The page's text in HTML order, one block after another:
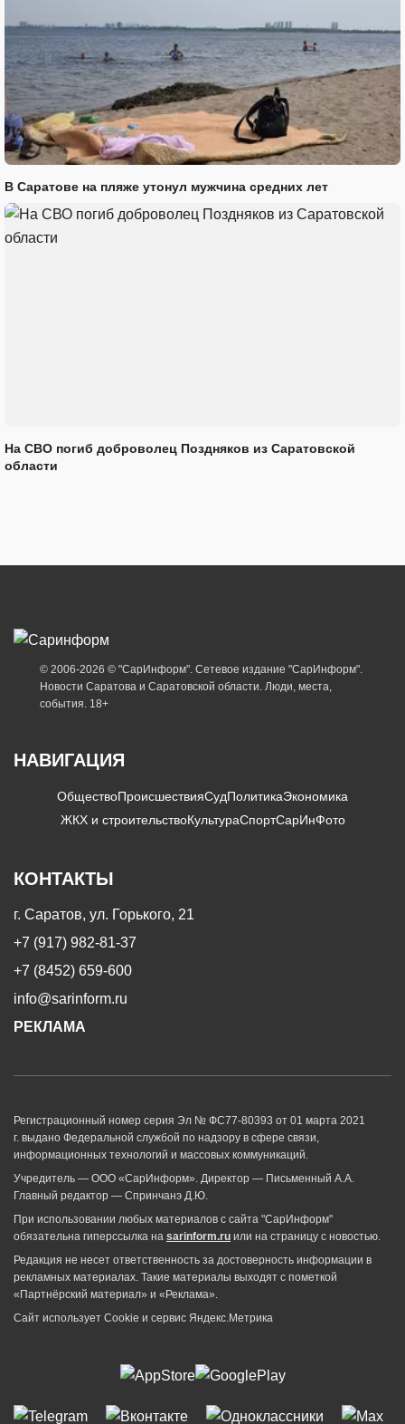
В Саратове на пляже утонул мужчина средних лет
На СВО погиб доброволец Поздняков из Саратовской
области
© 2006-2026 © "СарИнформ". Сетевое издание "СарИнформ".
Новости Саратова и Саратовской области. Люди, места,
события. 18+
НАВИГАЦИЯ
ОбществоПроисшествияСудПолитикаЭкономика
ЖКХ и строительствоКультураСпортСарИнФото
КОНТАКТЫ
г. Саратов, ул. Горького, 21
+7 (917) 982-81-37
+7 (8452) 659-600
info@sarinform.ru
РЕКЛАМА
Регистрационный номер серия Эл № ФС77-80393 от 01 марта 2021
г. выдано Федеральной службой по надзору в сфере связи,
информационных технологий и массовых коммуникаций.
Учредитель — ООО «СарИнформ». Директор — Письменный А.А.
Главный редактор — Спринчанэ Д.Ю.
При использовании любых материалов с сайта "СарИнформ"
обязательна гиперссылка на sarinform.ru или на страницу с новостью.
Редакция не несет ответственность за достоверность информации в
рекламных материалах. Такие материалы выходят с пометкой
«Партнёрский материал» и «Реклама».
Сайт использует Cookie и сервиc Яндекс.Метрика